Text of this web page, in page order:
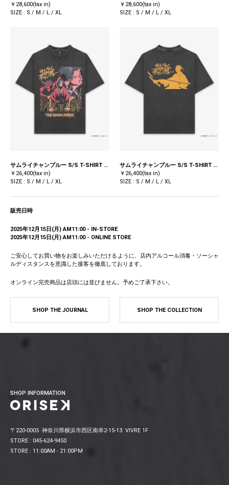
￥28,600(tax in)
SIZE : S / M / L / XL
￥28,600(tax in)
SIZE : S / M / L / XL
サムライチャンプルー S/S T-SHIRT (MUGEN) / BLACK
￥26,400(tax in)
SIZE : S / M / L / XL
サムライチャンプルー S/S T-SHIRT (MUGEN) / BLACK
￥26,400(tax in)
SIZE : S / M / L / XL
販売日時
2025年12月15日(月) AM11:00 - IN-STORE
2025年12月15日(月) AM11:00 - ONLINE STORE
ご安心してお買い物をお楽しみいただけるように、店内アルコール消毒・ソーシャ
ルディスタンスを意識した接客を徹底しております。
オンライン完売商品は店頭には並びません。予めご了承下さい。
SHOP THE JOURNAL SHOP THE COLLECTION
SHOP INFORMATION
〒220-0005 神奈川県横浜市西区南幸2-15-13 VIVRE 1F
STORE : 045-624-9450
STORE : 11:00AM - 21:00PM